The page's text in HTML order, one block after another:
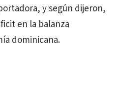
y según dijeron,
en la balanza
dominicana.